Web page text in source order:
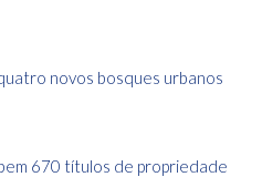
novos bosques urbanos
670 títulos de propriedade